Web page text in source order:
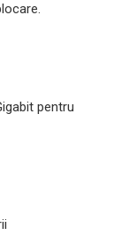
pentru